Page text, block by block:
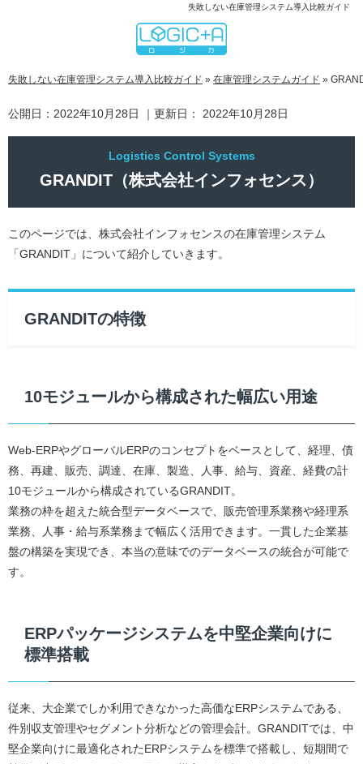
失敗しない在庫管理システム導入比較ガイド
失敗しない在庫管理システム導入比較ガイド » 在庫管理システムガイド »
公開日： 2022年10月28日 ｜更新日： 2022年10月28日
GRANDIT（株式会社インフォセンス）
このページでは、株式会社インフォセンスの在庫管理システム
「GRANDIT」について紹介していきます。
GRANDITの特徴
10モジュールから構成された幅広い用途
Web-ERPやグローバルERPのコンセプトをベースとして、経理、債
務、再建、販売、調達、在庫、製造、人事、給与、資産、経費の計
10モジュールから構成されているGRANDIT。
業務の枠を超えた統合型データベースで、販売管理系業務や経理系
業務、人事・給与系業務まで幅広く活用できます。一貫した企業基
盤の構築を実現でき、本当の意味でのデータベースの統合が可能で
す。
ERPパッケージシステムを中堅企業向けに
標準搭載
従来、大企業でしか利用できなかった高価なERPシステムである、
件別収支管理やセグメント分析などの管理会計。GRANDITでは、中
堅企業向けに最適化されたERPシステムを標準で搭載し、短期間で